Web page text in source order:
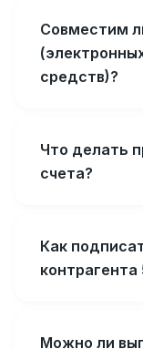
Совместим
средств)?
Что делать
счета?
Как
Можно ли